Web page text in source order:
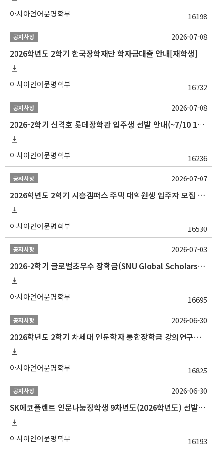
아시아언어문명학부 16198
공지사항
2026학년도 2학기 한국장학재단 학자금대출 안내[재학생]
아시아언어문명학부 16732
2026-07-08
공지사항
2026-2학기 신격호 롯데장학관 입주생 선발 안내(~7/10 10:00)
아시아언어문명학부 16236
2026-07-08
공지사항
2026학년도 2학기 시흥캠퍼스 주택 대학원생 입주자 모집 안내
아시아언어문명학부 16530
2026-07-07
공지사항
2026-2학기 글로벌초우수 장학금(SNU Global Scholarship, GS) 신청 안내(~7/12 23:00)
아시아언어문명학부 16695
2026-07-03
공지사항
2026학년도 2학기 차세대 인문학자 통합장학금 강의연구조교 선발 안내(~7/8)
아시아언어문명학부 16825
2026-06-30
공지사항
SK에코플랜트 인문나눔장학생 9차년도(2026학년도) 선발 안내(~7/20)
아시아언어문명학부 16193
2026-06-30